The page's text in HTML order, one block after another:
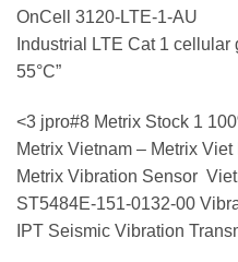
OnCell 3120-LTE-1-AU
Industrial LTE Cat 1
55°C”
<3 jpro#8 Metrix Stock 1
Metrix Vietnam – Metrix
Metrix Vibration Sensor
ST5484E-151-0132-00
IPT Seismic Vibration